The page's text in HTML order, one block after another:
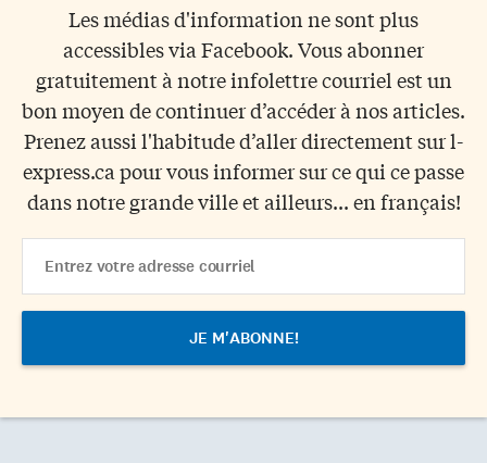
Les médias d'information ne sont plus
accessibles via Facebook. Vous abonner
gratuitement à notre infolettre courriel est un
bon moyen de continuer d’accéder à nos articles.
Prenez aussi l'habitude d’aller directement sur l-
express.ca pour vous informer sur ce qui ce passe
dans notre grande ville et ailleurs... en français!
Address